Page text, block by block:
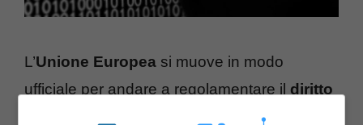
L’Unione Europea si muove in modo
ufficiale per andare a regolamentare il diritto
privacy